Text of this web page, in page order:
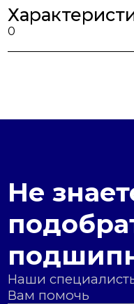
0
Не
Наши
Вам помочь